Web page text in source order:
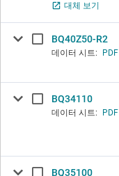
대체 보기
BQ40Z50-R2
데이터 시트: PDF
BQ34110
데이터 시트: PDF
BQ35100